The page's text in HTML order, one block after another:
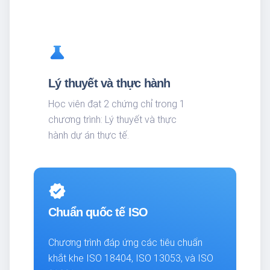
science
Lý thuyết và thực hành
Học viên đạt 2 chứng chỉ trong 1
chương trình: Lý thuyết và thực
hành dự án thực tế.
verified
Chuẩn quốc tế ISO
Chương trình đáp ứng các tiêu chuẩn
khắt khe ISO 18404, ISO 13053, và ISO